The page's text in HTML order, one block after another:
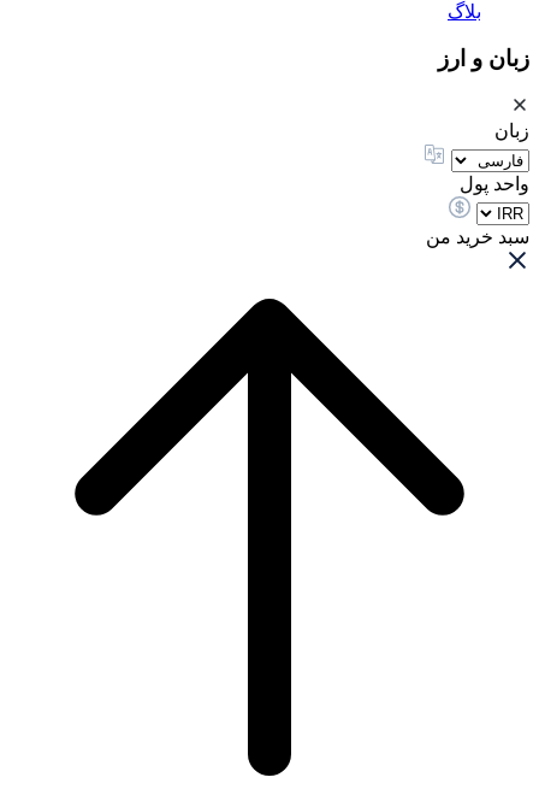
بلاگ
زبان و ارز
زبان
واحد پول
سبد خرید من